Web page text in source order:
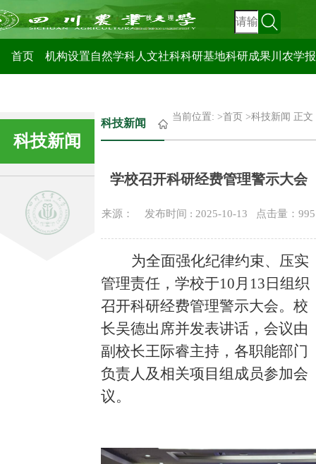
科技管理处
首页 机构设置自然学科人文社科科研基地科研成果川农学报
科技新闻
科技新闻
当前位置: >首页 >科技新闻 正文
学校召开科研经费管理警示大会
来源： 发布时间 : 2025-10-13 点击量：995
为全面强化纪律约束、压实
管理责任，学校于10月13日组织
召开科研经费管理警示大会。校
长吴德出席并发表讲话，会议由
副校长王际睿主持，各职能部门
负责人及相关项目组成员参加会
议。